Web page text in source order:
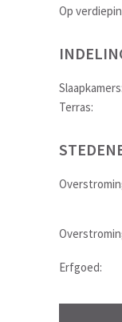
Op
Slaapkamers:
Terras:
Erfgoed: